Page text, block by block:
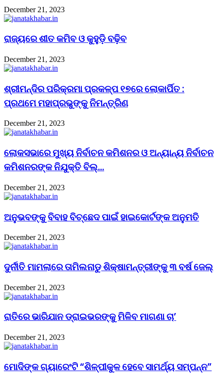
December 21, 2023
ରାଜ୍ୟରେ ଶୀତ କମିବ ଓ କୁହୁଡ଼ି ବଢ଼ିବ
December 21, 2023
ଶ୍ରୀମନ୍ଦିର ପରିକ୍ରମା ପ୍ରକଳ୍ପ ୧୭ରେ ଲୋକାର୍ପିତ :
ପ୍ରଥମେ ମହାପ୍ରଭୁଙ୍କୁ ନିମନ୍ତ୍ରିଣ
December 21, 2023
ଲୋକସଭାରେ ମୁଖ୍ୟ ନିର୍ବାଚନ କମିଶନର ଓ ଅନ୍ୟାନ୍ୟ ନିର୍ବାଚନ
କମିଶନରଙ୍କ ନିଯୁକ୍ତି ବିଲ୍…
December 21, 2023
ଅନୁଭବଙ୍କୁ ବିବାହ ବିଚ୍ଛେଦ ପାଇଁ ହାଇକୋର୍ଟଙ୍କ ଅନୁମତି
December 21, 2023
ଦୁର୍ନୀତି ମାମଲାରେ ତାମିଲନାଡୁ ଶିକ୍ଷାମନ୍ତ୍ରୀଙ୍କୁ ୩ ବର୍ଷ ଜେଲ୍‌
December 21, 2023
ରାତିରେ ଭାରିଯାନ ଡ୍ରାଇଭରଙ୍କୁ ମିଳିବ ମାଗଣା ଚା’
December 21, 2023
ମୋଦିଙ୍କ ଗ୍ୟାରେଂଟି “ଶିଳ୍ପୀକୁଳ ହେବେ ସାମର୍ଥ୍ୟ ସମ୍ପନ୍ନ”